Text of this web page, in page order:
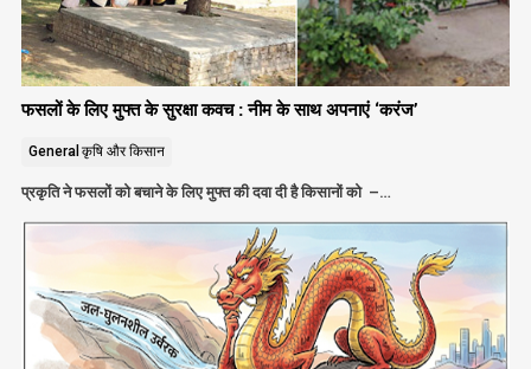
फसलों के लिए मुफ्त के सुरक्षा कवच : नीम के साथ अपनाएं ‘करंज’
General कृषि और किसान
प्रकृति ने फसलों को बचाने के लिए मुफ्त की दवा दी है किसानों को –…